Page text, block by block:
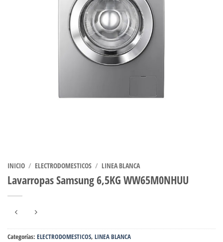
INICIO / ELECTRODOMESTICOS / LINEA BLANCA
Lavarropas Samsung 6,5KG WW65M0NHUU
Categorías: ELECTRODOMESTICOS, LINEA BLANCA